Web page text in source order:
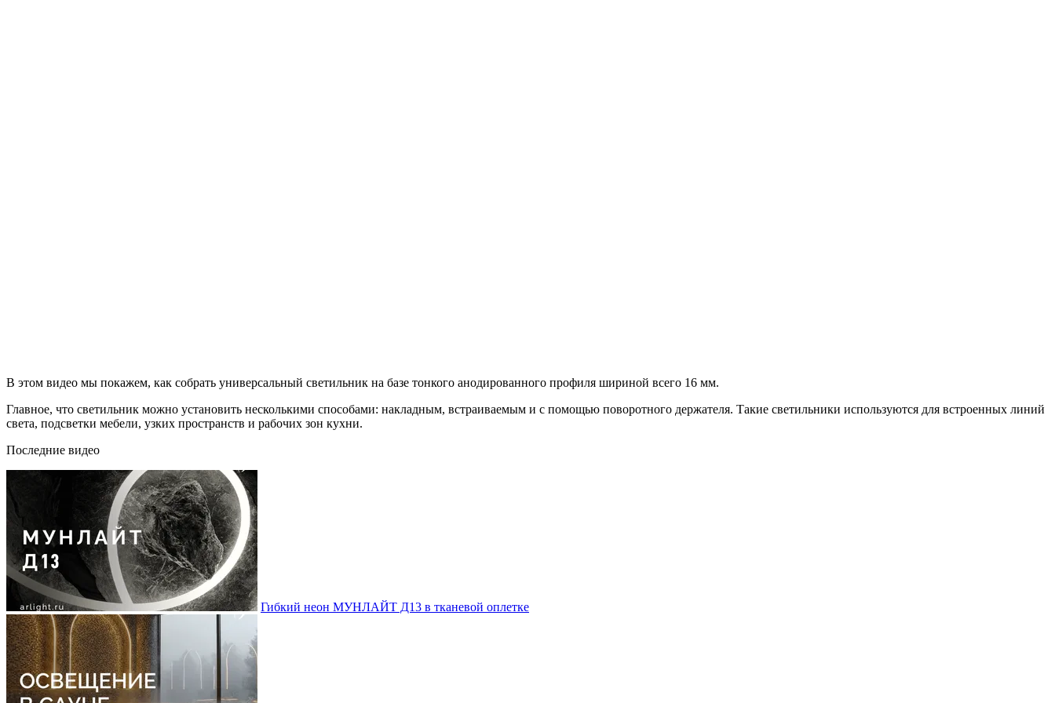
В этом видео мы покажем, как собрать универсальный светильник на базе тонкого анодированного профиля шириной всего 16 мм.
Главное, что светильник можно установить несколькими способами: накладным, встраиваемым и с помощью поворотного держателя. Такие светильники используются для встроенных линий
света, подсветки мебели, узких пространств и рабочих зон кухни.
Последние видео
Гибкий неон МУНЛАЙТ Д13 в тканевой оплетке